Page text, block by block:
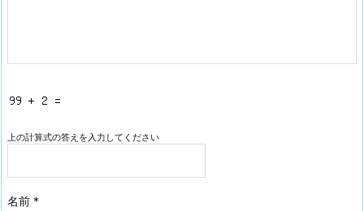
上の計算式の答えを入力してください
名前 *